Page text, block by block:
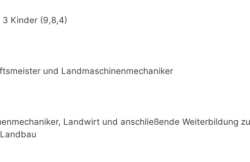
Kinder (9,8,4)
und Landmaschinenmechaniker
Landwirt und anschließende Weiterbildung